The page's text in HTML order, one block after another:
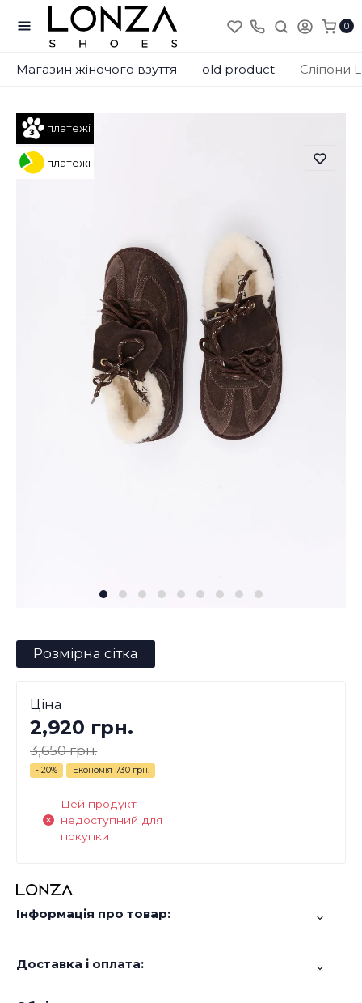
0
Магазин жіночого взуття old product Сліпони
платежі
платежі
Розмірна сітка
Ціна
2,920 грн.
3,650 грн.
- 20% Економія 730 грн.
Цей продукт
недоступний для
покупки
Інформація про товар:
Доставка і оплата: